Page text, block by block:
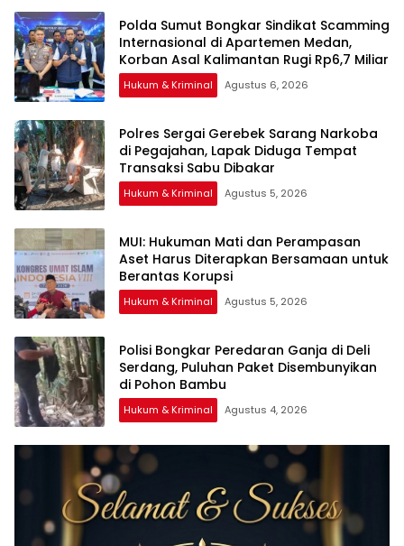
Polda Sumut Bongkar Sindikat Scamming
Internasional di Apartemen Medan,
Korban Asal Kalimantan Rugi Rp6,7 Miliar
Hukum & Kriminal Agustus 6, 2026
Polres Sergai Gerebek Sarang Narkoba
di Pegajahan, Lapak Diduga Tempat
Transaksi Sabu Dibakar
Hukum & Kriminal Agustus 5, 2026
‎MUI: Hukuman Mati dan Perampasan
Aset Harus Diterapkan Bersamaan untuk
Hukum & Kriminal Agustus 5, 2026
Polisi Bongkar Peredaran Ganja di Deli
Serdang, Puluhan Paket Disembunyikan
di Pohon Bambu
Hukum & Kriminal Agustus 4, 2026